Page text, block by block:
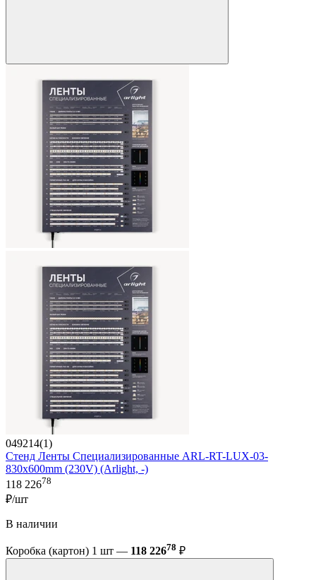
049214(1)
Стенд Ленты Специализированные ARL-RT-LUX-03-
830x600mm (230V) (Arlight, -)
118 22678
₽/шт
В наличии
Коробка (картон) 1 шт — 118 22678 ₽